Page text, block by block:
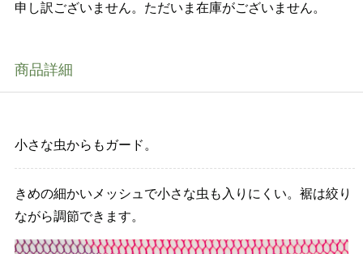
申し訳ございません。ただいま在庫がございません。
商品詳細
小さな虫からもガード。
きめの細かいメッシュで小さな虫も入りにくい。裾は絞り
ながら調節できます。